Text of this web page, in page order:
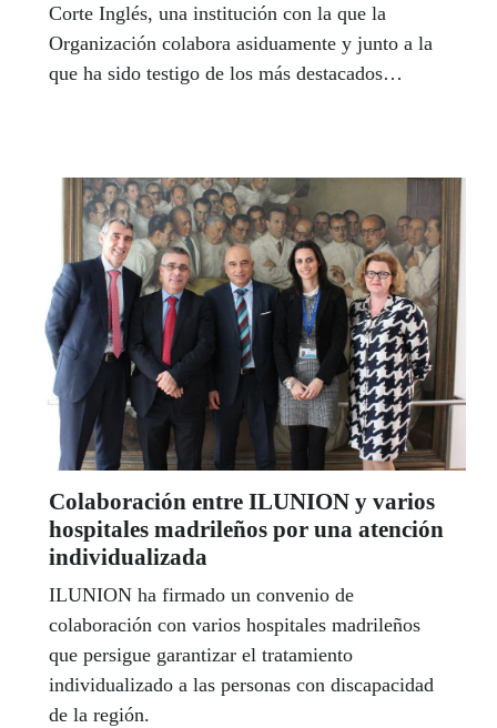
Corte Inglés, una institución con la que la
Organización colabora asiduamente y junto a la
que ha sido testigo de los más destacados
Colaboración entre ILUNION y varios
hospitales madrileños por una atención
individualizada
ILUNION ha firmado un convenio de
colaboración con varios hospitales madrileños
que persigue garantizar el tratamiento
individualizado a las personas con discapacidad
de la región.